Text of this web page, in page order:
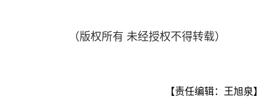
（版权所有 未经授权不得转载）
【责任编辑：王旭泉】